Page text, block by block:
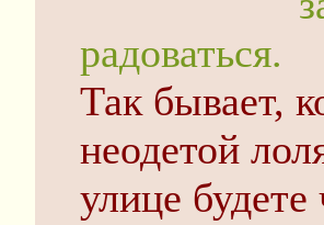
радоваться.
Так бывает,
неодетой
улице